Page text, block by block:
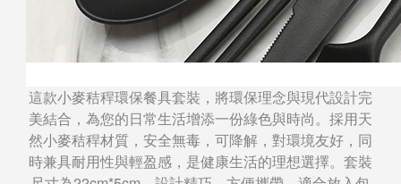
這款小麥秸稈環保餐具套裝，將環保理念與現代設計完
美結合，為您的日常生活增添一份綠色與時尚。採用天
然小麥秸稈材質，安全無毒，可降解，對環境友好，同
時兼具耐用性與輕盈感，是健康生活的理想選擇。套裝